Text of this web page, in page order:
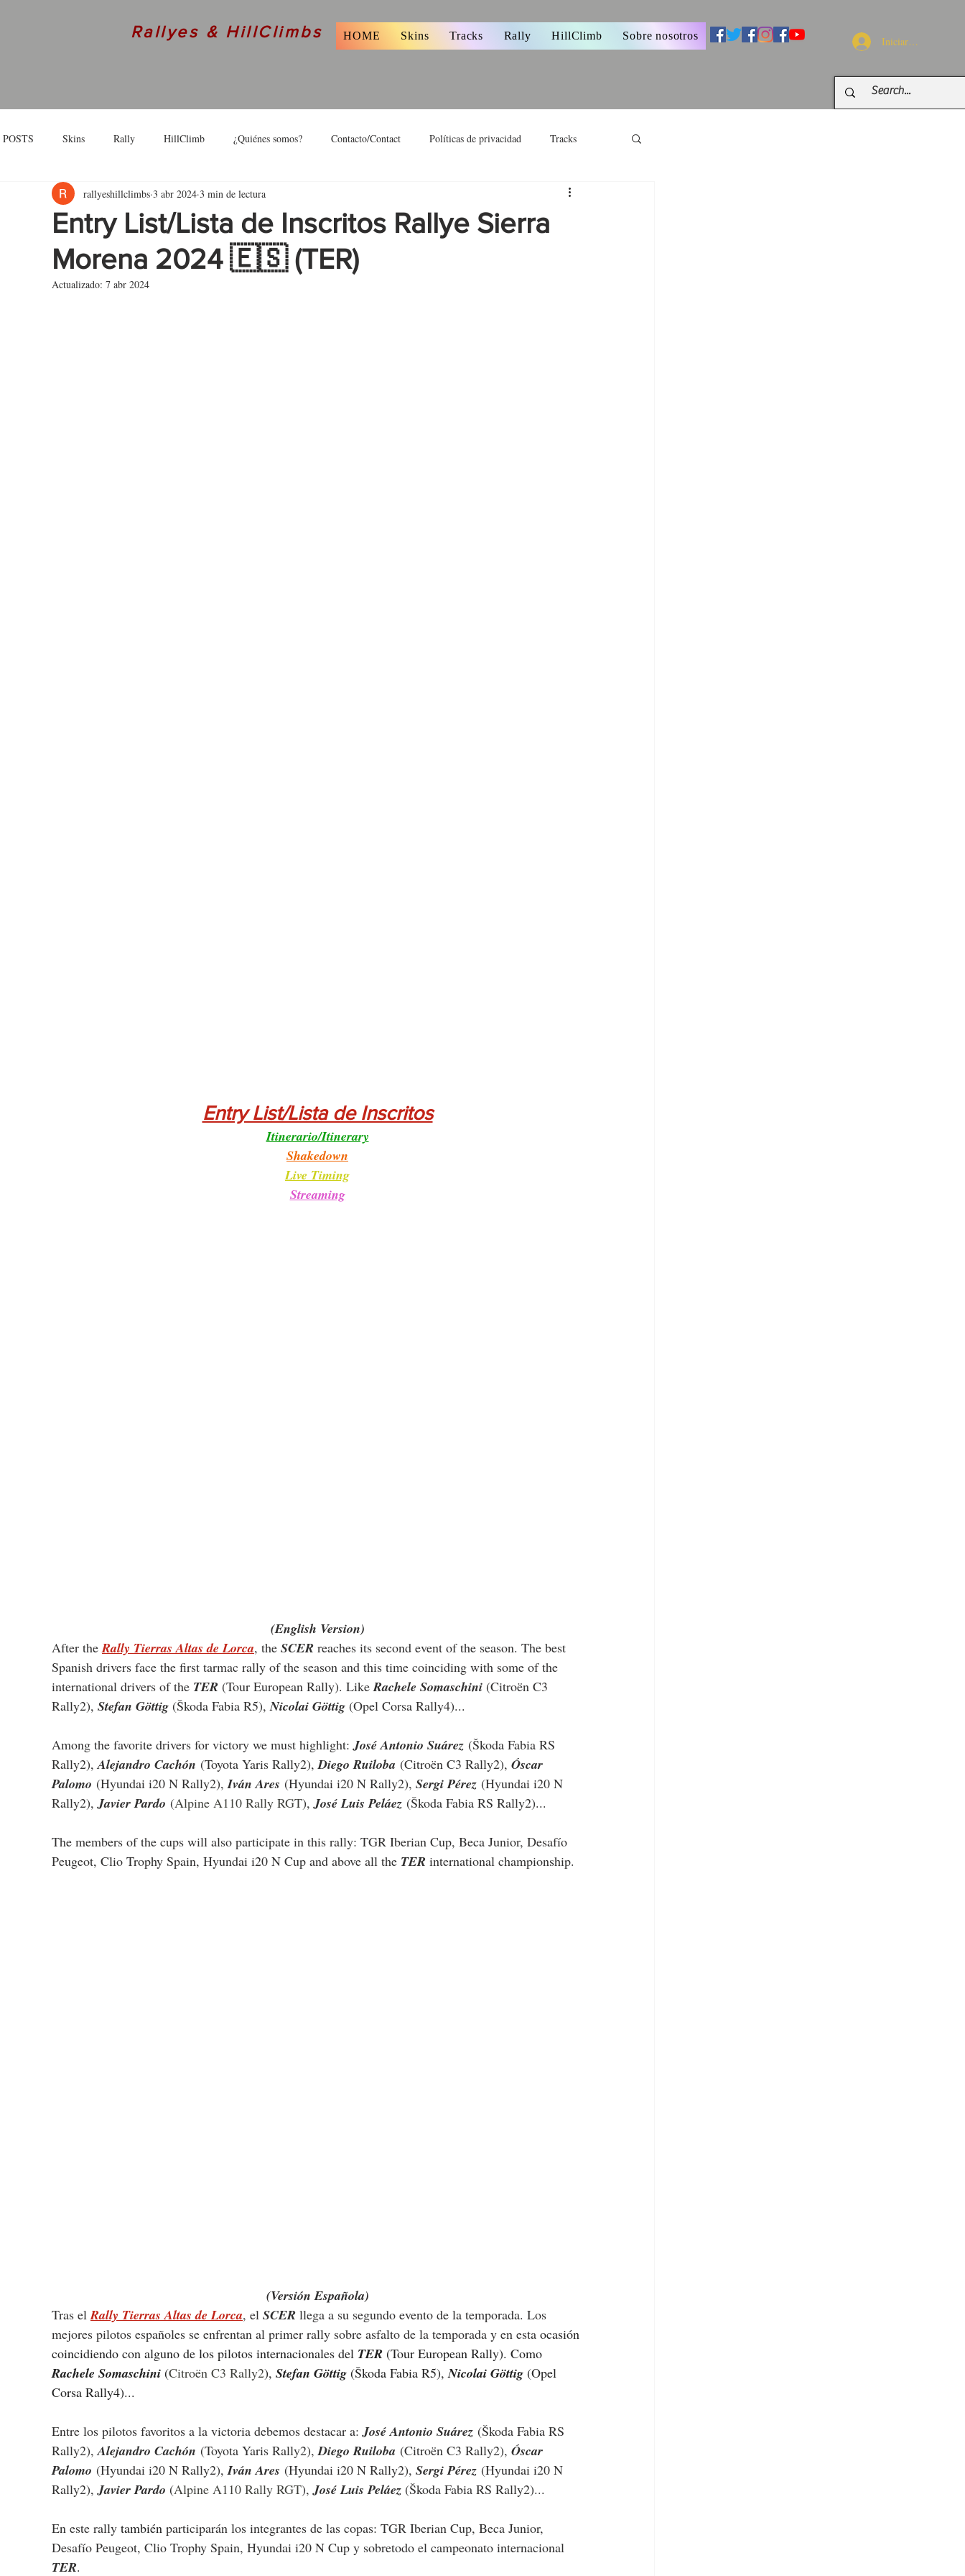
Rallyes & HillClimbs HOME Skins Tracks Rally HillClimb Sobre nosotros Iniciar sesión
Skins Rally HillClimb ¿Quiénes somos? Contacto/Contact Políticas de privacidad Tracks
Interview
Entry List/Lista de Inscritos Rallye Sierra
Morena 2024 🇪🇸 (TER)
rallyeshillclimbs 3 abr 2024 3 min de lectura
Actualizado: 7 abr 2024
Entry List/Lista de Inscritos
Itinerario/Itinerary
Shakedown
Live Timing
Streaming
(English Version)
After the Rally Tierras Altas de Lorca, the SCER reaches its second event of the season. The best
Spanish drivers face the first tarmac rally of the season and this time coinciding with some of the
international drivers of the TER (Tour European Rally). Like Rachele Somaschini (Citroën C3
Rally2), Stefan Göttig (Škoda Fabia R5), Nicolai Göttig (Opel Corsa Rally4)...
Among the favorite drivers for victory we must highlight: José Antonio Suárez (Škoda Fabia RS
Rally2), Alejandro Cachón (Toyota Yaris Rally2), Diego Ruiloba (Citroën C3 Rally2), Óscar
Palomo (Hyundai i20 N Rally2), Iván Ares (Hyundai i20 N Rally2), Sergi Pérez (Hyundai i20 N
Rally2), Javier Pardo (Alpine A110 Rally RGT), José Luis Peláez (Škoda Fabia RS Rally2)...
The members of the cups will also participate in this rally: TGR Iberian Cup, Beca Junior, Desafío
Peugeot, Clio Trophy Spain, Hyundai i20 N Cup and above all the TER international championship.
(Versión Española)
Tras el Rally Tierras Altas de Lorca, el SCER llega a su segundo evento de la temporada. Los
mejores pilotos españoles se enfrentan al primer rally sobre asfalto de la temporada y en esta ocasión
coincidiendo con alguno de los pilotos internacionales del TER (Tour European Rally). Como
Rachele Somaschini (Citroën C3 Rally2), Stefan Göttig (Škoda Fabia R5), Nicolai Göttig (Opel
Corsa Rally4)...
Entre los pilotos favoritos a la victoria debemos destacar a: José Antonio Suárez (Škoda Fabia RS
Rally2), Alejandro Cachón (Toyota Yaris Rally2), Diego Ruiloba (Citroën C3 Rally2), Óscar
Palomo (Hyundai i20 N Rally2), Iván Ares (Hyundai i20 N Rally2), Sergi Pérez (Hyundai i20 N
Rally2), Javier Pardo (Alpine A110 Rally RGT), José Luis Peláez (Škoda Fabia RS Rally2)...
En este rally también participarán los integrantes de las copas: TGR Iberian Cup, Beca Junior,
Desafío Peugeot, Clio Trophy Spain, Hyundai i20 N Cup y sobretodo el campeonato internacional
TER.